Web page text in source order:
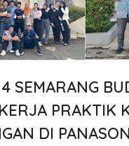
SEMARANG
PRAKTIK
DI